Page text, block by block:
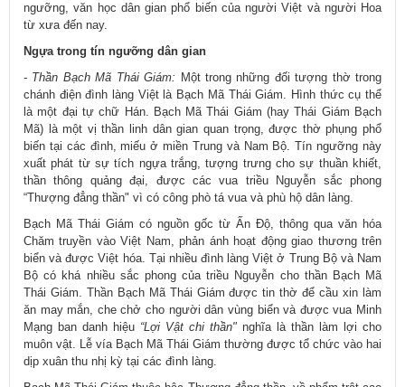
ngưỡng, văn học dân gian phổ biến của người Việt và người Hoa
từ xưa đến nay.
Ngựa trong tín ngưỡng dân gian
- Thần Bạch Mã Thái Giám: Một trong những đối tượng thờ trong
chánh điện đình làng Việt là Bạch Mã Thái Giám. Hình thức cụ thể
là một đại tự chữ Hán. Bạch Mã Thái Giám (hay Thái Giám Bạch
Mã) là một vị thần linh dân gian quan trọng, được thờ phụng phổ
biến tại các đình, miếu ở miền Trung và Nam Bộ. Tín ngưỡng này
xuất phát từ sự tích ngựa trắng, tượng trưng cho sự thuần khiết,
thần thông quảng đại, được các vua triều Nguyễn sắc phong
“Thượng đẳng thần" vì có công phò tá vua và phù hộ dân làng.
Bạch Mã Thái Giám có nguồn gốc từ Ấn Độ, thông qua văn hóa
Chăm truyền vào Việt Nam, phản ánh hoạt động giao thương trên
biển và được Việt hóa. Tại nhiều đình làng Việt ở Trung Bộ và Nam
Bộ có khá nhiều sắc phong của triều Nguyễn cho thần Bạch Mã
Thái Giám. Thần Bạch Mã Thái Giám được tin thờ để cầu xin làm
ăn may mắn, che chở cho người dân vùng biển và được vua Minh
Mạng ban danh hiệu “Lợi Vật chi thần" nghĩa là thần làm lợi cho
muôn vật. Lễ vía Bạch Mã Thái Giám thường được tổ chức vào hai
dịp xuân thu nhị kỳ tại các đình làng.